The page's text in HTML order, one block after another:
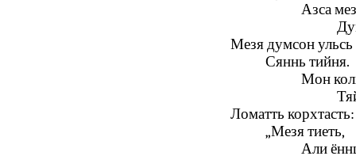
Азса
Мезя думсон ульсь
Сяннь тийня.
Мон
Ломатть корхтасть:
„Мезя тиеть,
Али